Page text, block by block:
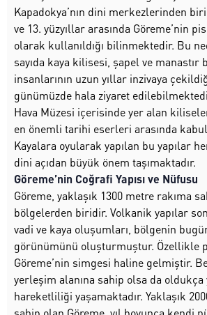
Kapadokya’nın dini merkezlerinden
ve 13. yüzyıllar arasında Göreme’nin
olarak kullanıldığı bilinmektedir. Bu
sayıda kaya kilisesi, şapel ve manastır
insanlarının uzun yıllar inzivaya
günümüzde hala ziyaret
Hava Müzesi içerisinde yer alan
en önemli tarihi eserleri arasında
Kayalara oyularak yapılan bu yapılar
dini açıdan büyük önem taşımaktadır.
Göreme’nin Coğrafi Yapısı ve Nüfusu
Göreme, yaklaşık 1300 metre rakıma
bölgelerden biridir. Volkanik yapılar
vadi ve kaya oluşumları, bölgenin
görünümünü oluşturmuştur. Özellikle
Göreme’nin simgesi haline gelmiştir.
yerleşim alanına sahip olsa da
hareketliliği yaşamaktadır. Yaklaşık